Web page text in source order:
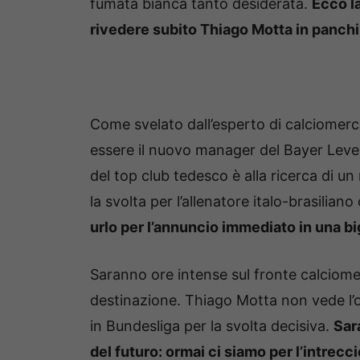
fumata bianca tanto desiderata. Ecco
rivedere subito Thiago Motta in
Come svelato dall’esperto di
essere il nuovo manager del Bayer
del top club tedesco è alla ricerca di
la svolta per l’allenatore italo-
urlo per l’annuncio immediato in una
Saranno ore intense sul fronte
destinazione. Thiago Motta non vede
in Bundesliga per la svolta decisiva.
del futuro: ormai ci siamo per